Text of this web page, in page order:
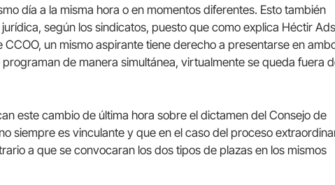
día a la misma hora o en momentos diferentes. Esto también
según los sindicatos, puesto que como explica Héctir
un mismo aspirante tiene derecho a presentarse en
de manera simultánea, virtualmente se queda fuera
este cambio de última hora sobre el dictamen del Consejo de
siempre es vinculante y que en el caso del proceso
a que se convocaran los dos tipos de plazas en los mismos